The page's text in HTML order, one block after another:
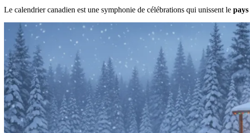
Le calendrier canadien est une symphonie de célébrations qui unissent le pays